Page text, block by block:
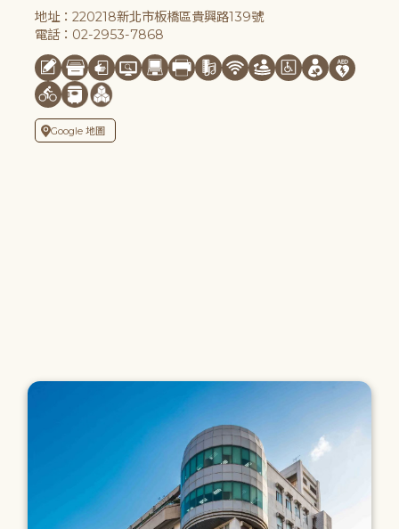
地址：220218新北市板橋區貴興路139號
電話：02-2953-7868
Google 地圖